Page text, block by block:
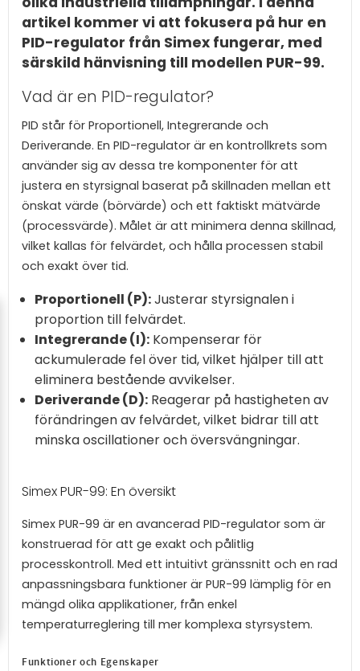
artikel kommer vi att fokusera på hur en
PID-regulator från Simex fungerar, med
särskild hänvisning till modellen PUR-99.
Vad är en PID-regulator?
PID står för Proportionell, Integrerande och
Deriverande. En PID-regulator är en kontrollkrets som
använder sig av dessa tre komponenter för att
justera en styrsignal baserat på skillnaden mellan ett
önskat värde (börvärde) och ett faktiskt mätvärde
(processvärde). Målet är att minimera denna skillnad,
vilket kallas för felvärdet, och hålla processen stabil
och exakt över tid.
Proportionell (P):Justerar styrsignalen i
proportion till felvärdet.
Integrerande (I): Kompenserar för
ackumulerade fel över tid, vilket hjälper till att
eliminera bestående avvikelser.
Deriverande (D): Reagerar på hastigheten av
förändringen av felvärdet, vilket bidrar till att
minska oscillationer och översvängningar.
Simex PUR-99: En översikt
Simex PUR-99 är en avancerad PID-regulator som är
konstruerad för att ge exakt och pålitlig
processkontroll. Med ett intuitivt gränssnitt och en rad
anpassningsbara funktioner är PUR-99 lämplig för en
mängd olika applikationer, från enkel
temperaturreglering till mer komplexa styrsystem.
Funktioner och Egenskaper